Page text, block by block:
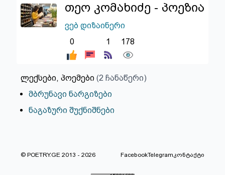
თეო კომახიძე - პოეზია
ვებ დიზაინერი
0
1 178
ლექსები, პოემები (2 ჩანაწერი)
მბრუნავი ნარგიზები
ნაგაზური შუქნიშნები
© POETRY.GE 2013 - 2026 FacebookTelegramკონტაქტი